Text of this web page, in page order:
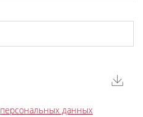
персональных данных